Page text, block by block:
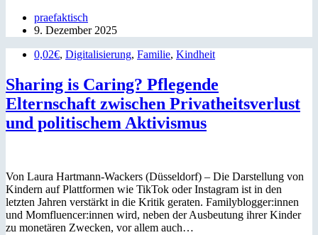
praefaktisch
9. Dezember 2025
0,02€, Digitalisierung, Familie, Kindheit
Sharing is Caring? Pflegende
Elternschaft zwischen Privatheitsverlust
und politischem Aktivismus
Von Laura Hartmann-Wackers (Düsseldorf) – Die Darstellung von
Kindern auf Plattformen wie TikTok oder Instagram ist in den
letzten Jahren verstärkt in die Kritik geraten. Familyblogger:innen
und Momfluencer:innen wird, neben der Ausbeutung ihrer Kinder
zu monetären Zwecken, vor allem auch…